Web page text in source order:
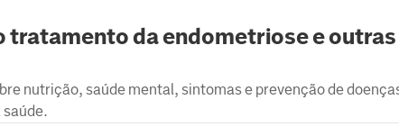
tratamento da endometriose e outras
nutrição, saúde mental, sintomas e prevenção de
saúde.